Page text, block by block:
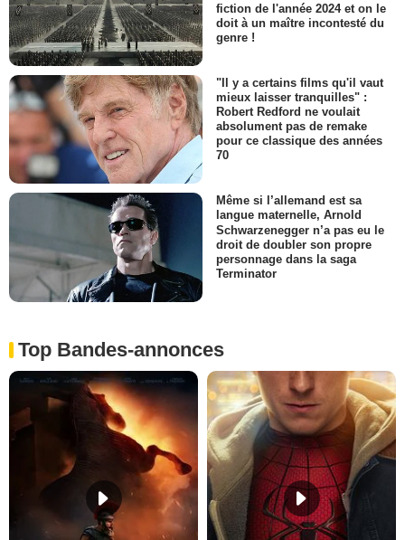
fiction de l'année 2024 et on le
doit à un maître incontesté du
genre !
"Il y a certains films qu'il vaut
mieux laisser tranquilles" :
Robert Redford ne voulait
absolument pas de remake
pour ce classique des années
70
Même si l’allemand est sa
langue maternelle, Arnold
Schwarzenegger n’a pas eu le
droit de doubler son propre
personnage dans la saga
Terminator
Top Bandes-annonces